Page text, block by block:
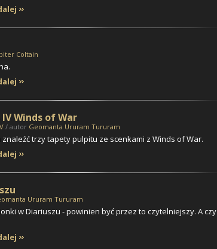
Coltain
Winds of War
/ autor Geomanta Ururam Tururam
trzy tapety pulpitu ze scenkami z Winds of War.
Ururam Tururam
w Diariuszu - powinien być przez to czytelniejszy. A czy